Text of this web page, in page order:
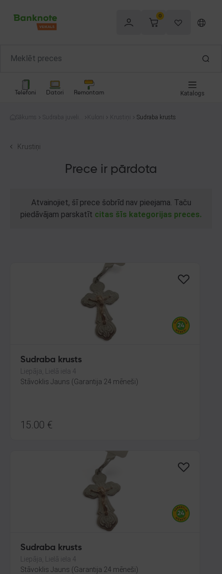
0
Telefoni Datori Remontam Katalogs
Sākums
Sudraba juvelier
Kuloni Krustiņi Sudraba krusts
Krustiņi
Prece ir pārdota
Atvainojiet, šī prece šobrīd nav pieejama. Taču
piedāvājam parskatīt citas šīs kategorijas preces.
Sudraba krusts
Liepāja, Lielā iela 4
Stāvoklis Jauns (Garantija 24 mēneši)
15.00 €
Sudraba krusts
Liepāja, Lielā iela 4
Stāvoklis Jauns (Garantija 24 mēneši)